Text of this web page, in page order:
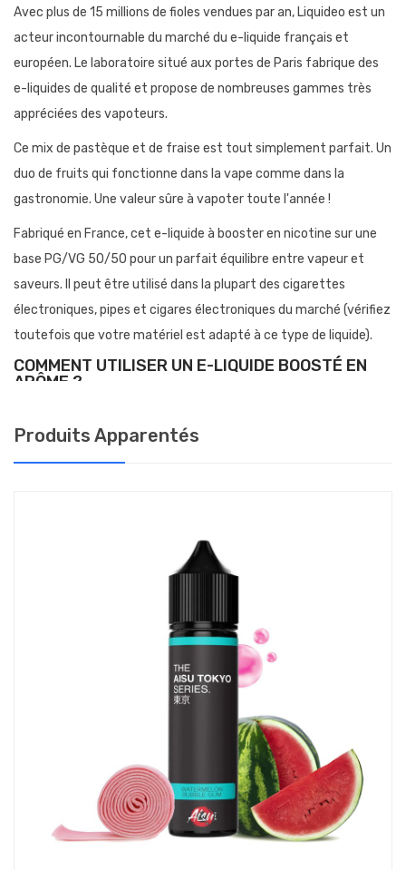
Avec plus de 15 millions de fioles vendues par an, Liquideo est un
acteur incontournable du marché du e-liquide français et
européen. Le laboratoire situé aux portes de Paris fabrique des
e-liquides de qualité et propose de nombreuses gammes très
appréciées des vapoteurs.
Ce mix de pastèque et de fraise est tout simplement parfait. Un
duo de fruits qui fonctionne dans la vape comme dans la
gastronomie. Une valeur sûre à vapoter toute l'année !
Fabriqué en France, cet e-liquide à booster en nicotine sur une
base PG/VG 50/50 pour un parfait équilibre entre vapeur et
saveurs. Il peut être utilisé dans la plupart des cigarettes
électroniques, pipes et cigares électroniques du marché (vérifiez
toutefois que votre matériel est adapté à ce type de liquide).
COMMENT UTILISER UN E-LIQUIDE BOOSTÉ EN
ARÔME ?
directement.
y verser le(s) booster(s).
Refermez le flacon et mélangez bien afin que les
Vous pouvez ensuite vapoter votre liquide ou attendre quelques
jours pour que les arômes se développent davantage.
CE DONT VOUS AVEZ BESOIN POUR CE SHAKE &
1 booster de nicotine pour vapoter à 3.33 mg/ml
2 boosters de nicotine pour vapoter à 5.71 mg/ml
10 ml de base neutre PG/VG 50/50 pour vapoter sans nicotine.
Produits Apparentés